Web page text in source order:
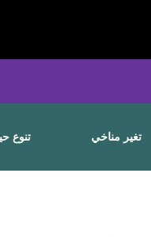
تغير مناخي تنوع